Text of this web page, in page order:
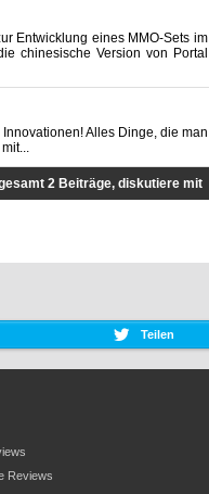
Entwicklung eines MMO-Sets im
chinesische Version von Portal
Alles Dinge, die man
2 Beiträge, diskutiere mit
Teilen
Reviews